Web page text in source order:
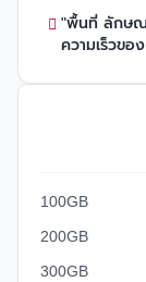
"พื้นที่ ลักษณ
ความเร็วข
100GB
200GB
300GB